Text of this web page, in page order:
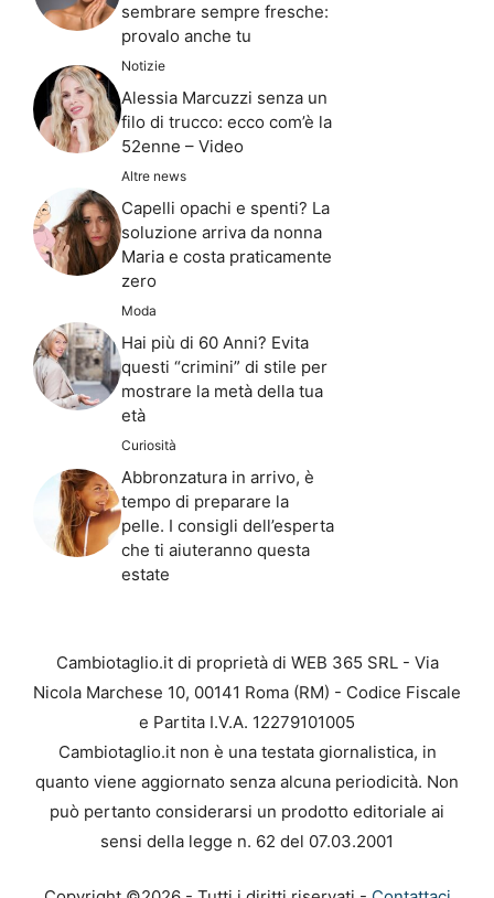
sembrare sempre fresche:
provalo anche tu
Notizie
Alessia Marcuzzi senza un
filo di trucco: ecco com’è la
52enne – Video
Altre news
Capelli opachi e spenti? La
soluzione arriva da nonna
Maria e costa praticamente
zero
Moda
Hai più di 60 Anni? Evita
questi “crimini” di stile per
mostrare la metà della tua
età
Curiosità
Abbronzatura in arrivo, è
tempo di preparare la
pelle. I consigli dell’esperta
che ti aiuteranno questa
estate
Cambiotaglio.it di proprietà di WEB 365 SRL - Via
Nicola Marchese 10, 00141 Roma (RM) - Codice Fiscale
e Partita I.V.A. 12279101005
Cambiotaglio.it non è una testata giornalistica, in
quanto viene aggiornato senza alcuna periodicità. Non
può pertanto considerarsi un prodotto editoriale ai
sensi della legge n. 62 del 07.03.2001